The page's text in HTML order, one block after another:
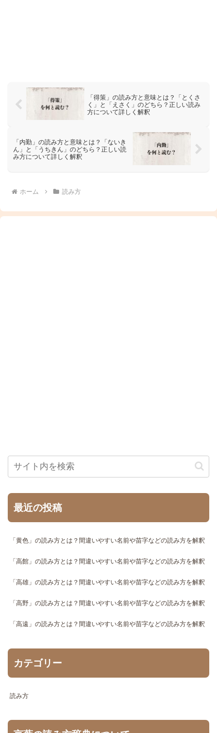
「得策」の読み方と意味とは？「とくさ
く」と「えさく」のどちら？正しい読み
方について詳しく解釈
「内勤」の読み方と意味とは？「ないき
ん」と「うちきん」のどちら？正しい読
み方について詳しく解釈
ホーム 読み方
最近の投稿
「黄色」の読み方とは？間違いやすい名前や苗字などの読み方を解釈
「高館」の読み方とは？間違いやすい名前や苗字などの読み方を解釈
「高雄」の読み方とは？間違いやすい名前や苗字などの読み方を解釈
「高野」の読み方とは？間違いやすい名前や苗字などの読み方を解釈
「高遠」の読み方とは？間違いやすい名前や苗字などの読み方を解釈
カテゴリー
読み方